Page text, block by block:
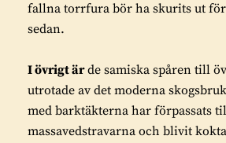
fallna torrfura bör ha skurits ut för
sedan.
I övrigt ärde samiska spåren till
utrotade av det moderna
med barktäkterna har förpassats
massavedstravarna och blivit